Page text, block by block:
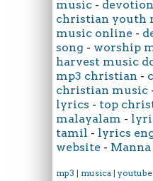
music -
christian youth
music online -
song - worship
harvest music
mp3 christian -
christian music
lyrics - top
malayalam -
tamil - lyrics
website -
mp3 | musica |